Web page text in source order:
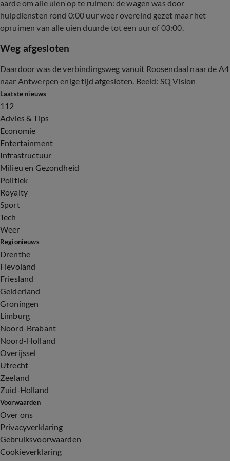
aarde om alle uien op te ruimen: de wagen was door
hulpdiensten rond 0:00 uur weer overeind gezet maar het
opruimen van alle uien duurde tot een uur of 03:00.
Weg afgesloten
Daardoor was de verbindingsweg vanuit Roosendaal naar de A4
naar Antwerpen enige tijd afgesloten. Beeld: SQ Vision
Laatste nieuws
112
Advies & Tips
Economie
Entertainment
Infrastructuur
Milieu en Gezondheid
Politiek
Royalty
Sport
Tech
Weer
Regionieuws
Drenthe
Flevoland
Friesland
Gelderland
Groningen
Limburg
Noord-Brabant
Noord-Holland
Overijssel
Utrecht
Zeeland
Zuid-Holland
Voorwaarden
Over ons
Privacyverklaring
Gebruiksvoorwaarden
Cookieverklaring